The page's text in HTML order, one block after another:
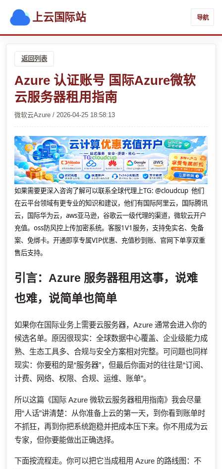
上云国际站 导航
返回列表
Azure 认证账号 国际Azure微软
云服务器租用指南
微软云Azure / 2026-04-25 18:58:13
如果需要更深入咨询了解可以联系全球代理上TG: @cloudcup 他们
在云平台领域有更专业的知识和建议，他们有国际阿里云，国际腾讯
云，国际华为云，aws亚马逊，谷歌云一级代理的渠道，微软云开户
充值。oss防风控上传加密系统。客服1V1服务，支持免实名、免备
案、免绑卡。开通即享专属VIP优惠、充值秒到账、官网下单享双重
售后支持。
引言：Azure 服务器租用这事，说难
也难，说简单也简单
如果你在国际业务上需要云服务器，Azure 通常会进入你的
候选名单。原因很现实：全球数据中心覆盖、企业级能力成
熟、生态工具多、合规与安全方案相对完整。可问题也同样
现实：你要租的是“服务器”，但最后你面对的往往是“订阅、
计费、网络、权限、合规、运维、账单”。
所以这篇《国际 Azure 微软云服务器租用指南》我会尽量
用“人话”讲清楚：从你准备上云的第一天，到你看到账单时
不抓狂，再到你把系统跑稳并把成本压下来。你不用成为云
专家，但你要能做出正确选择。
下面按流程走。你可以把它当成租用 Azure 的路线图：不